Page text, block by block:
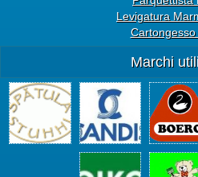
Levigatura
Cartongesso
Marchi